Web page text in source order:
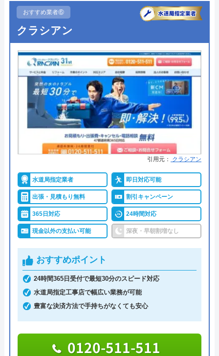
公式サイトを見る
0120-569-365
受付時間 8:00～22:00
水の生活救急車の基本情報
株式会社生活救急車
楯広長
所在地
〒460-0008
名古屋市中区栄1丁目14-15
対応エリア 全国（一部地域を除く）
います
24時間365日受付対応！
●定休日 年中無休
●出張見積もり 出張見積もり無料
●支払い方法
現金、クレジットカード、NP後払
い、QRコード決済
●累計実績 累計50万件
●保証・保険
PL保険加入修繕工事や施工後に、
不備や不具合があり被害を被った
場合の【生産物賠償責任保険】に
詳細は公式HPでご確認ください
水の救急隊がおすすめの理由
水の救急隊は最短15分で駆けつけてくれる水道局指
年中無休、24時間受付を行なっているため急なトラ
ブルでも安心ですし、見積もり・出張代は無料です
と伝えるだけで3,000円OFFになるWEB割引もあり
おすすめ業者⑥
クラシアン
引用元： クラシアン
水道局指定業者 即日対応可能
出張・見積もり無料 割引キャンペーン
365日対応 24時間対応
現金以外の支払い可能 深夜・早朝割増なし
おすすめポイント
24時間365日受付で最短30分のスピード対応
水道局指定工事店で幅広い業務が可能
豊富な決済方法で手持ちがなくても安心
0120-511-511